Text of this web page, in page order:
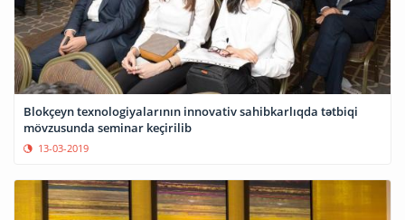
Blokçeyn texnologiyalarının innovativ sahibkarlıqda tətbiqi
mövzusunda seminar keçirilib
13-03-2019